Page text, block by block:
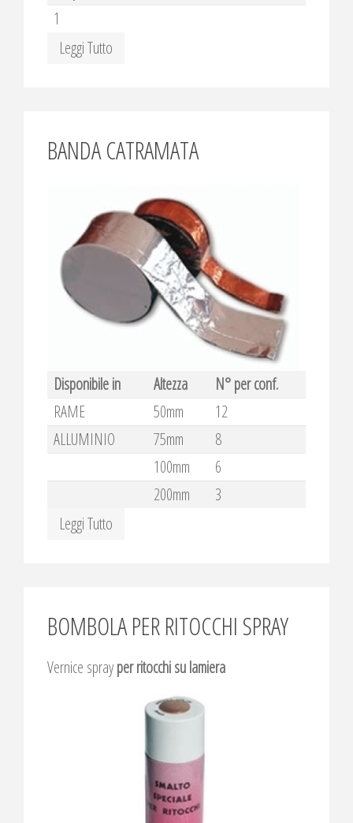
1
Leggi Tutto
BANDA CATRAMATA
Disponibile in Altezza
N° per conf.
RAME
50mm
12
ALLUMINIO
75mm
8
100mm
6
200mm
3
Leggi Tutto
BOMBOLA PER RITOCCHI SPRAY
Vernice sprayper ritocchi su lamiera